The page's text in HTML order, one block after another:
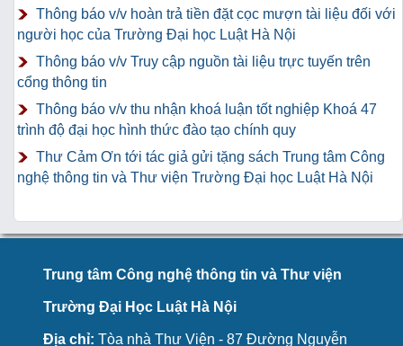
Thông báo v/v hoàn trả tiền đặt cọc mượn tài liệu đối với
người học của Trường Đại học Luật Hà Nội
Thông báo v/v Truy cập nguồn tài liệu trực tuyến trên
cổng thông tin
Thông báo v/v thu nhận khoá luận tốt nghiệp Khoá 47
trình độ đại học hình thức đào tạo chính quy
Thư Cảm Ơn tới tác giả gửi tặng sách Trung tâm Công
nghệ thông tin và Thư viện Trường Đại học Luật Hà Nội
Trung tâm Công nghệ thông tin và Thư viện
Trường Đại Học Luật Hà Nội
Địa chỉ: Tòa nhà Thư Viện - 87 Đường Nguyễn